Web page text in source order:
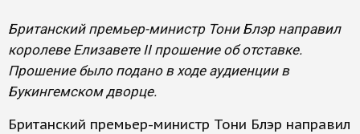
Британский премьер-министр Тони Блэр направил
королеве Елизавете II прошение об отставке.
Прошение было подано в ходе аудиенции в
Букингемском дворце.
Британский премьер-министр Тони Блэр направил